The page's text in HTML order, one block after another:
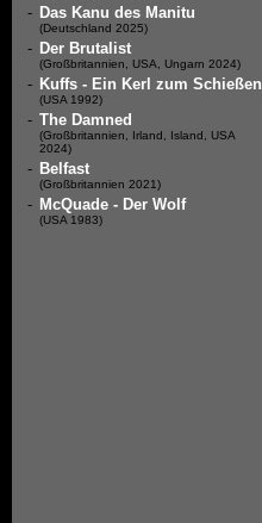
- Das Kanu des Manitu
(Deutschland 2025)
- Der Brutalist
(Großbritannien, USA, Ungarn 2024)
- Kuffs - Ein Kerl zum Schießen
(USA 1992)
- The Damned
(Großbritannien, Irland, Island, USA
2024)
- Belfast
(Großbritannien 2021)
- McQuade - Der Wolf
(USA 1983)